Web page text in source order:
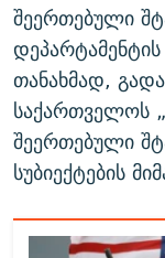
შეერთებული
თანახმად,
საქართველოს
შეერთებული
სუბიექტების